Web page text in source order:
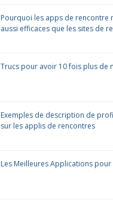
Pourquoi les apps de rencontre
aussi efficaces que les sites de
Trucs pour avoir 10 fois plus de
Exemples de description de
sur les applis de rencontres
Les Meilleures Applications